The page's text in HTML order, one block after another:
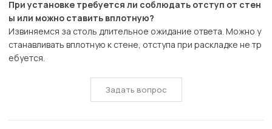
При установке требуется ли соблюдать отступ от стен
ы или можно ставить вплотную?
Извиняемся за столь длительное ожидание ответа. Можно у
станавливать вплотную к стене, отступа при раскладке не тр
ебуется.
Задать вопрос